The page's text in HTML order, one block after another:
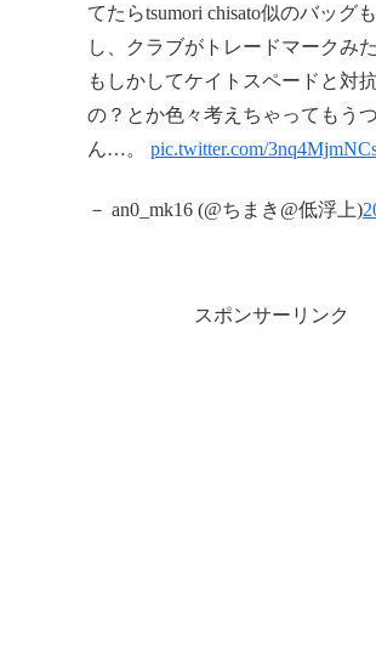
てたらtsumori chisato似のバッグ
し、クラブがトレードマークみ
もしかしてケイトスペードと対
の？とか色々考えちゃってもう
ん…。 pic.twitter.com/
－ an0_mk16 (@ちまき@低浮上)
スポンサーリンク